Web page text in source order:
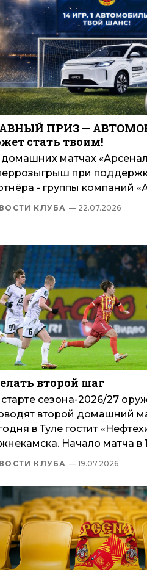
ПРИЗ —
стать твоим!
матчах
при
- группы компаний
КЛУБА — 22.07.2026
второй шаг
сезона-2026/27
второй домашний
в Туле гостит
Начало матча в
КЛУБА — 19.07.2026